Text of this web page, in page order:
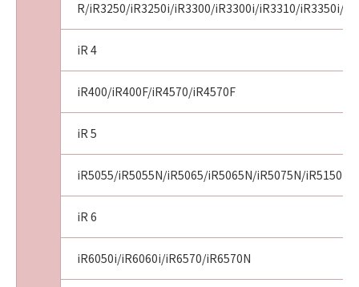
R/iR3250/iR3250i/iR3300/iR3300i/iR3310/iR3350i/
iR 4
iR400/iR400F/iR4570/iR4570F
iR 5
iR5055/iR5055N/iR5065/iR5065N/iR5075N/iR5150i/
iR 6
iR6050i/iR6060i/iR6570/iR6570N